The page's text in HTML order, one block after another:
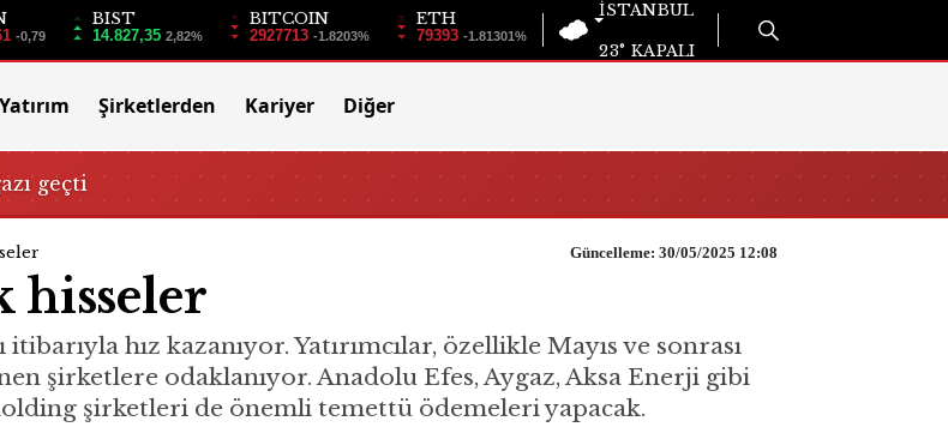
-0,79
BIST
14.827,35 2,82%
BITCOIN
2927713 -1.8203%
ETH
79393 -1.81301%
İSTANBUL
23° KAPALI
Yatırım Şirketlerden Kariyer Diğer
geçti
Güncelleme: 30/05/2025 12:08
hisseler
hız kazanıyor. Yatırımcılar, özellikle Mayıs ve sonrası
şirketlere odaklanıyor. Anadolu Efes, Aygaz, Aksa Enerji gibi
şirketleri de önemli temettü ödemeleri yapacak.